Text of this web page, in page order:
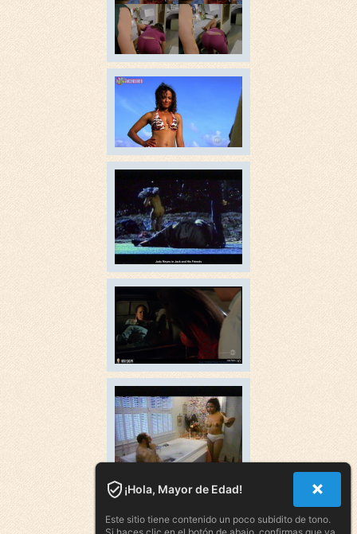
¡Hola, Mayor de Edad!
Este sitio tiene contenido un poco subidito de tono.